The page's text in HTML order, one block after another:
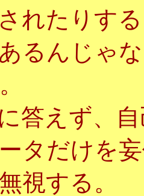
れたりす
るんじゃ
答えず、
タだけを
視する。